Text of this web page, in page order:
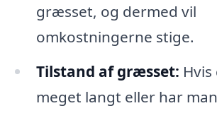
græsset, og dermed vil
omkostningerne stige.
Tilstand af græsset:
meget langt eller har